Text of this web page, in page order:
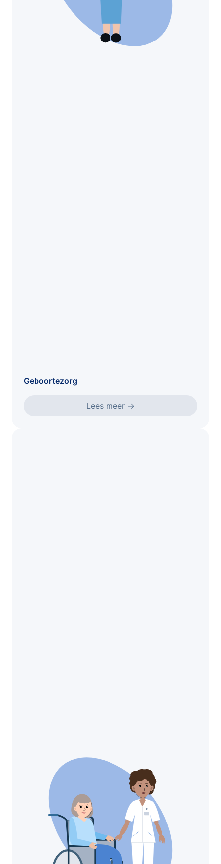
Geboortezorg
Lees meer →